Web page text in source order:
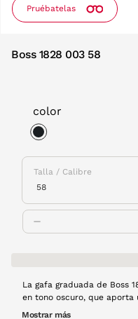
Pruébatelas
Boss 1828 003 58
color
Talla / Calibre
La gafa graduada de Boss
en tono oscuro, que aporta
forma rectangular, de
Mostrar más